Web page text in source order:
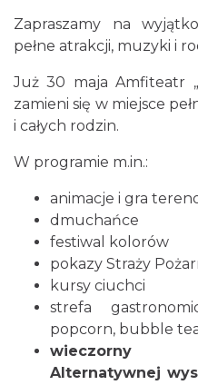
Jak czytać las
Istebna
III Ogólnopolski
Dziecięcego „
Istebna
0.47 km
Zapraszamy na
pełne atrakcji, muzyki i
Już 30 maja Amfiteatr
zamieni się w miejsce
i całych rodzin.
W programie m.in.:
animacje i gra
dmuchańce
festiwal kolorów
pokazy Straży
kursy ciuchci
strefa
popcorn, bubble
wieczorny
Alternatywnej